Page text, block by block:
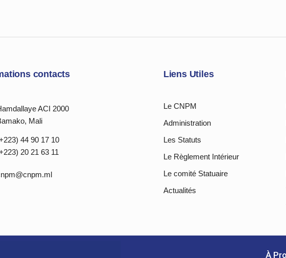
contacts
ACI 2000
Mali
44 90 17 10
20 21 63 11
Liens Utiles
Le CNPM
Administration
Les Statuts
Le Règlement Intérieur
Le comité Statuaire
Actualités
À